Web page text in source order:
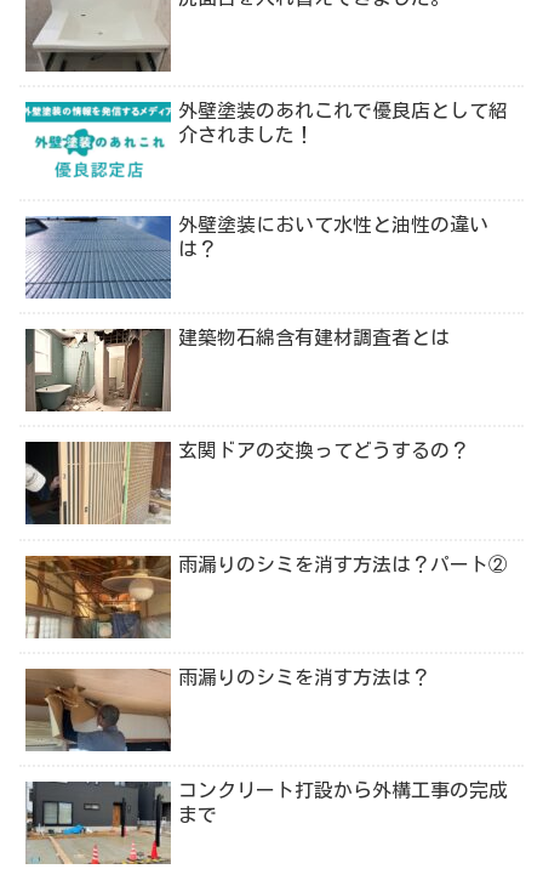
外壁塗装のあれこれで優良店として紹
介されました！
外壁塗装において水性と油性の違い
は？
建築物石綿含有建材調査者とは
玄関ドアの交換ってどうするの？
雨漏りのシミを消す方法は？パート②
雨漏りのシミを消す方法は？
コンクリート打設から外構工事の完成
まで